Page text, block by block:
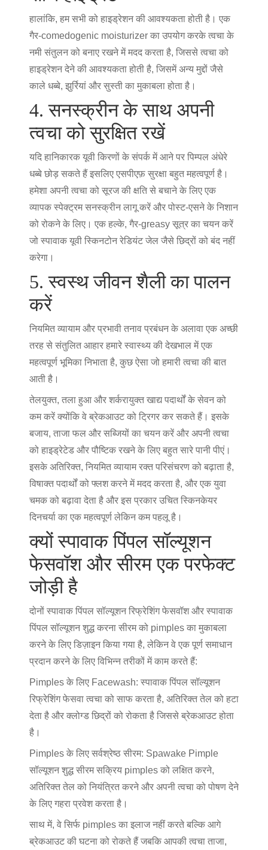
हालांकि, हम सभी को हाइड्रेशन की आवश्यकता होती है। एक
गैर-comedogenic moisturizer का उपयोग करके त्वचा के
नमी संतुलन को बनाए रखने में मदद करता है, जिससे त्वचा को
हाइड्रेशन देने की आवश्यकता होती है, जिसमें अन्य मुद्दों जैसे
काले धब्बे, झुर्रियां और सुस्ती का मुकाबला होता है।
4. सनस्क्रीन के साथ अपनी
त्वचा को सुरक्षित रखें
यदि हानिकारक यूवी किरणों के संपर्क में आने पर पिम्पल अंधेरे
धब्बे छोड़ सकते हैं इसलिए एसपीएफ़ सुरक्षा बहुत महत्वपूर्ण है।
हमेशा अपनी त्वचा को सूरज की क्षति से बचाने के लिए एक
व्यापक स्पेक्ट्रम सनस्क्रीन लागू करें और पोस्ट-एसने के निशान
को रोकने के लिए। एक हल्के, गैर-greasy सूत्र का चयन करें
जो स्पावाक यूवी स्किनटोन रेडियंट जेल जैसे छिद्रों को बंद नहीं
करेगा।
5. स्वस्थ जीवन शैली का पालन
करें
नियमित व्यायाम और प्रभावी तनाव प्रबंधन के अलावा एक अच्छी
तरह से संतुलित आहार हमारे स्वास्थ्य की देखभाल में एक
महत्वपूर्ण भूमिका निभाता है, कुछ ऐसा जो हमारी त्वचा की बात
आती है।
तेलयुक्त, तला हुआ और शर्करायुक्त खाद्य पदार्थों के सेवन को
कम करें क्योंकि वे ब्रेकआउट को ट्रिगर कर सकते हैं। इसके
बजाय, ताजा फल और सब्जियों का चयन करें और अपनी त्वचा
को हाइड्रेटेड और पौष्टिक रखने के लिए बहुत सारे पानी पीएं।
इसके अतिरिक्त, नियमित व्यायाम रक्त परिसंचरण को बढ़ाता है,
विषाक्त पदार्थों को फ्लश करने में मदद करता है, और एक युवा
चमक को बढ़ावा देता है और इस प्रकार उचित स्किनकेयर
दिनचर्या का एक महत्वपूर्ण लेकिन कम पहलू है।
क्यों स्पावाक पिंपल सॉल्यूशन
फेसवॉश और सीरम एक परफेक्ट
जोड़ी है
दोनों स्पावाक पिंपल सॉल्यूशन रिफ्रेशिंग फेसवॉश और स्पावाक
पिंपल सॉल्यूशन शुद्ध करना सीरम को pimples का मुकाबला
करने के लिए डिज़ाइन किया गया है, लेकिन वे एक पूर्ण समाधान
प्रदान करने के लिए विभिन्न तरीकों में काम करते हैं:
Pimples के लिए Facewash: स्पावाक पिंपल सॉल्यूशन
रिफ्रेशिंग फेसवा त्वचा को साफ करता है, अतिरिक्त तेल को हटा
देता है और क्लोग्ड छिद्रों को रोकता है जिससे ब्रेकआउट होता
है।
Pimples के लिए सर्वश्रेष्ठ सीरम: Spawake Pimple
सॉल्यूशन शुद्ध सीरम सक्रिय pimples को लक्षित करने,
अतिरिक्त तेल को नियंत्रित करने और अपनी त्वचा को पोषण देने
के लिए गहरा प्रवेश करता है।
साथ में, वे सिर्फ pimples का इलाज नहीं करते बल्कि आगे
ब्रेकआउट की घटना को रोकते हैं जबकि आपकी त्वचा ताजा,